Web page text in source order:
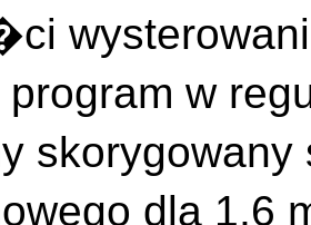
program w
dla